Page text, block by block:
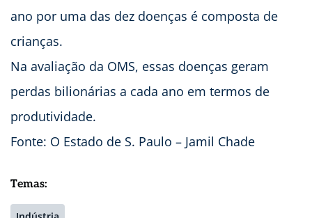
ano por uma das dez doenças é composta de
crianças.
Na avaliação da OMS, essas doenças geram
perdas bilionárias a cada ano em termos de
produtividade.
Fonte: O Estado de S. Paulo – Jamil Chade
Temas: